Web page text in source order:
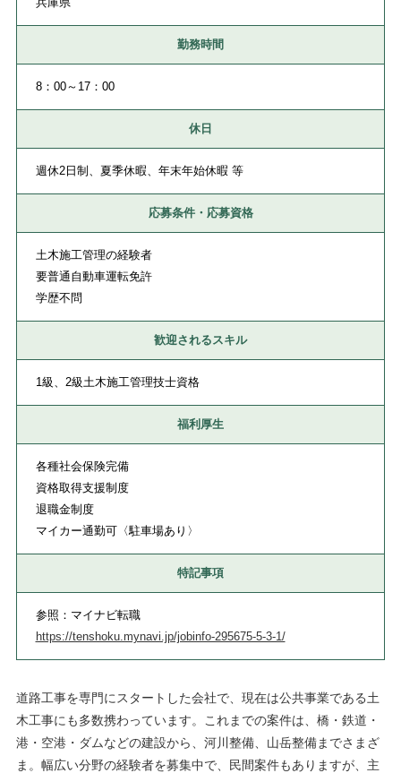
勤務時間
8：00～17：00
休日
週休2日制、夏季休暇、年末年始休暇 等
応募条件・応募資格
土木施工管理の経験者
要普通自動車運転免許
学歴不問
歓迎されるスキル
1級、2級土木施工管理技士資格
福利厚生
各種社会保険完備
資格取得支援制度
退職金制度
マイカー通勤可〈駐車場あり〉
特記事項
参照：マイナビ転職
https://tenshoku.mynavi.jp/jobinfo-295675-5-3-1/
道路工事を専門にスタートした会社で、現在は公共事業である土
木工事にも多数携わっています。これまでの案件は、橋・鉄道・
港・空港・ダムなどの建設から、河川整備、山岳整備までさまざ
ま。幅広い分野の経験者を募集中で、民間案件もありますが、主